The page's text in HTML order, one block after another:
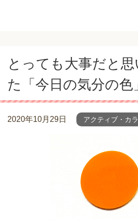
とっても大事だと
た「今日の気分の色
2020年10月29日 アクティブ・カ